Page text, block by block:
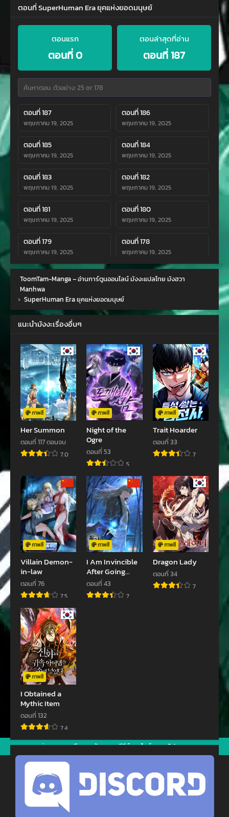
ตอนที่ SuperHuman Era ยุคแห่งยอดมนุษย์
ตอนแรก
ตอนที่ 0
ตอนล่าสุดที่อ่าน
ตอนที่ 187
ตอนที่ 187
พฤษภาคม 19, 2025
ตอนที่ 186
พฤษภาคม 19, 2025
ตอนที่ 185
พฤษภาคม 19, 2025
ตอนที่ 184
พฤษภาคม 19, 2025
ตอนที่ 183
พฤษภาคม 19, 2025
ตอนที่ 182
พฤษภาคม 19, 2025
ตอนที่ 181
พฤษภาคม 19, 2025
ตอนที่ 180
พฤษภาคม 19, 2025
ตอนที่ 179
พฤษภาคม 19, 2025
ตอนที่ 178
พฤษภาคม 19, 2025
ตอนที่ 177
พฤษภาคม 19, 2025
ตอนที่ 176
ตอนที่ 175
พฤษภาคม 19, 2025 พฤษภาคม 19, 2025
พฤษภาคม 19, 2025 พฤษภาคม 19, 2025
ตอนที่ 171
พฤษภาคม 19, 2025
ตอนที่ 170
พฤษภาคม 19, 2025
ตอนที่ 169
พฤษภาคม 19, 2025
ตอนที่ 168
พฤษภาคม 19, 2025
ตอนที่ 167
พฤษภาคม 19, 2025
ตอนที่ 166
พฤษภาคม 19, 2025
พฤษภาคม 19, 2025
ตอนที่ 164
พฤษภาคม 19, 2025
ตอนที่ 163
พฤษภาคม 19, 2025
ตอนที่ 162
พฤษภาคม 19, 2025
ตอนที่ 161
พฤษภาคม 19, 2025
ตอนที่ 160
พฤษภาคม 19, 2025
ตอนที่ 159
พฤษภาคม 19, 2025
ตอนที่ 158
พฤษภาคม 19, 2025
ตอนที่ 157
พฤษภาคม 19, 2025
ตอนที่ 156
ตอนที่ 155
พฤษภาคม 19, 2025
ตอนที่ 153
เมษายน 23, 2024
ตอนที่ 151
เมษายน 23, 2024
ตอนที่ 149
ตอนที่ 147
มีนาคม 2, 2024
ตอนที่ 146
ตอนที่ 145 ตอนที่ 144
ToomTam-Manga – อ่านการ์ตูนออนไลน์ มังงะแปลไทย มังฮวา
Manhwa
› SuperHuman Era ยุคแห่งยอดมนุษย์
แนะนำมังงะเรื่องอื่นๆ
ภาพสี
Her Summon
ตอนที่ 117 ตอนจบ
7.0
ภาพสี
Night of the
Ogre
ตอนที่ 53
5
ภาพสี
Trait Hoarder
ตอนที่ 33
7
ภาพสี
Villain Demon-
in-law
ตอนที่ 76
7.5
ภาพสี
I Am Invincible
After Going
Down the
Mountain
ตอนที่ 43
7
ภาพสี
Dragon Lady
ตอนที่ 34
7
ภาพสี
I Obtained a
Mythic Item
ตอนที่ 132
7.4
jav xxxจีน มังงะ ซีรีย์ออนไลน์ คลิปหลุด